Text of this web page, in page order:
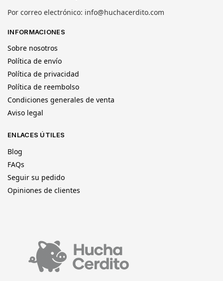
Por correo electrónico: info@huchacerdito.com
INFORMACIONES
Sobre nosotros
Política de envío
Política de privacidad
Política de reembolso
Condiciones generales de venta
Aviso legal
ENLACES ÚTILES
Blog
FAQs
Seguir su pedido
Opiniones de clientes